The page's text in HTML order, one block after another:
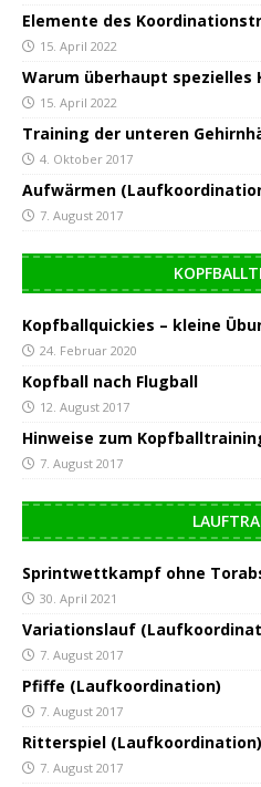
Elemente des
15. April 2022
Warum überhaupt spezielles
15. April 2022
Training der unteren
4. Oktober 2017
Aufwärmen
7. August 2017
Kopfballquickies – kleine
24. Februar 2020
Kopfball nach Flugball
12. August 2017
Hinweise zum
7. August 2017
Sprintwettkampf ohne
30. April 2021
Variationslauf
7. August 2017
Pfiffe (Laufkoordination)
7. August 2017
Ritterspiel (Laufkoordination)
7. August 2017